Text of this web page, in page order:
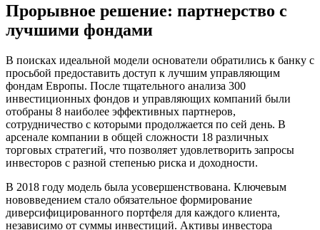
Прорывное решение: партнерство с
лучшими фондами
В поисках идеальной модели основатели обратились к банку с
просьбой предоставить доступ к лучшим управляющим
фондам Европы. После тщательного анализа 300
инвестиционных фондов и управляющих компаний были
отобраны 8 наиболее эффективных партнеров,
сотрудничество с которыми продолжается по сей день. В
арсенале компании в общей сложности 18 различных
торговых стратегий, что позволяет удовлетворить запросы
инвесторов с разной степенью риска и доходности.
В 2018 году модель была усовершенствована. Ключевым
нововведением стало обязательное формирование
диверсифицированного портфеля для каждого клиента,
независимо от суммы инвестиций. Активы инвестора